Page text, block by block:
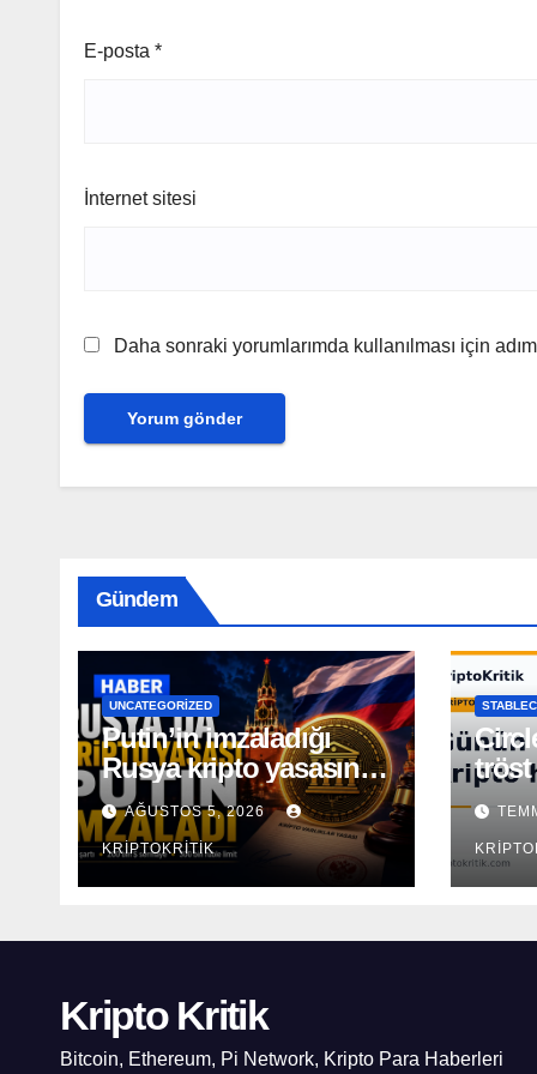
E-posta *
İnternet sitesi
Daha sonraki yorumlarımda kullanılması için
Gündem
UNCATEGORIZED
Putin’in imzaladığı
Rusya kripto yasasının
kapsamı açıklandı
AĞUSTOS 5, 2026
KRIPTOKRITIK
tröst
Kripto Kritik
Bitcoin, Ethereum, Pi Network, Kripto Para Haberleri